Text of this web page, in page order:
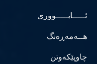
ئـــــابـــــووری
هــەمەڕەنگ
چاوپێکەوتن